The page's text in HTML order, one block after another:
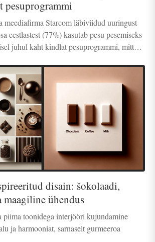
pesuprogrammi
meediafirma Starcom läbiviidud uuringust
eestlastest (77%) kasutab pesu pesemiseks
juhul kaht kindlat pesuprogrammi, mitte ei
disain: šokolaadi,
ühendus
toonidega interjööri kujundamine
ja harmooniat, sarnaselt gurmeeroa